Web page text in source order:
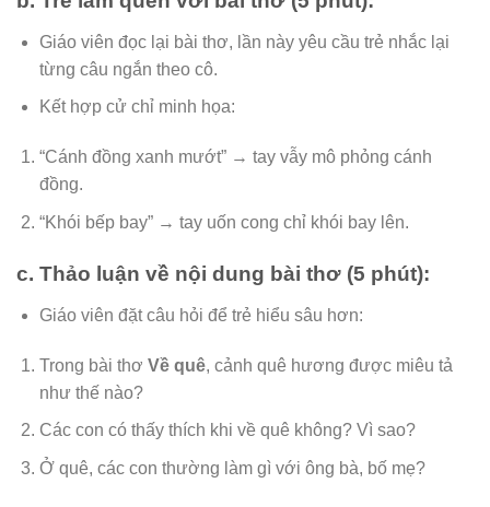
Giáo viên đọc lại bài thơ, lần này yêu cầu trẻ nhắc lại
từng câu ngắn theo cô.
Kết hợp cử chỉ minh họa:
“Cánh đồng xanh mướt” → tay vẫy mô phỏng cánh
đồng.
“Khói bếp bay” → tay uốn cong chỉ khói bay lên.
c. Thảo luận về nội dung bài thơ (5 phút):
Giáo viên đặt câu hỏi để trẻ hiểu sâu hơn:
Trong bài thơ Về quê, cảnh quê hương được miêu tả
như thế nào?
Các con có thấy thích khi về quê không? Vì sao?
Ở quê, các con thường làm gì với ông bà, bố mẹ?